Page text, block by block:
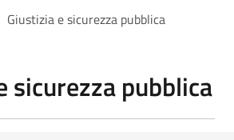
Giustizia e sicurezza pubblica
sicurezza pubblica